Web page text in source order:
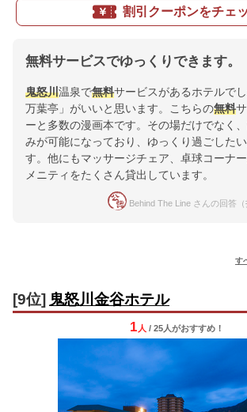
割引クーポンをチェ
無料サービスでゆっくりできます。
鬼怒川温泉で無料サービスがあるホテルで
万葉亭」がいいと思います。こちらの無料
ーと多数の漫画本です。その場だけでなく
みが可能になっており、ゆっくり過ごした
す。他にもマッサージチェア、卓球コーナー
メニティをたくさん貸出しています。
Behind The Line さんの回答（
す
[9位] 鬼怒川金谷ホテル
1 人 / 25人がおすすめ！